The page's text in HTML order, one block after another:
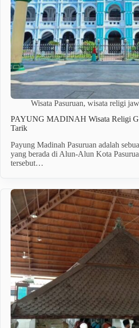
Wisata Pasuruan, wisata religi
PAYUNG MADINAH Wisata Religi
Tarik
Payung Madinah Pasuruan adalah
yang berada di Alun-Alun Kota
tersebut…